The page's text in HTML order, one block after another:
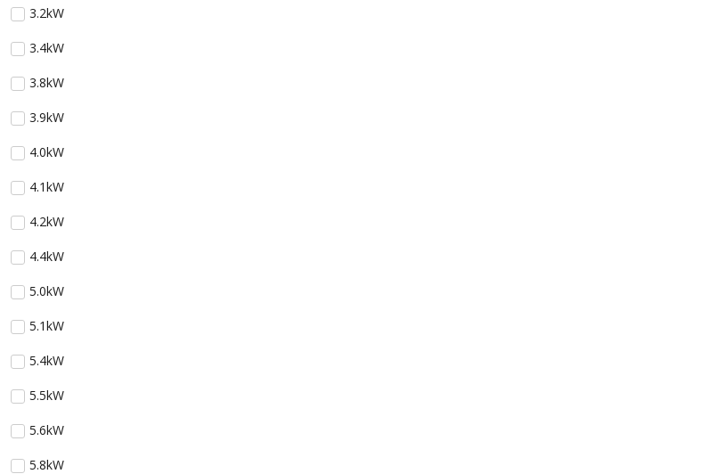
3.2kW
3.4kW
3.8kW
3.9kW
4.0kW
4.1kW
4.2kW
4.4kW
5.0kW
5.1kW
5.4kW
5.5kW
5.6kW
5.8kW